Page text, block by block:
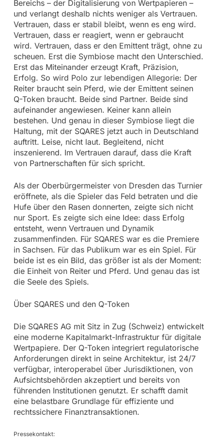
Bereichs – der Digitalisierung von Wertpapieren –
und verlangt deshalb nichts weniger als Vertrauen.
Vertrauen, dass er stabil bleibt, wenn es eng wird.
Vertrauen, dass er reagiert, wenn er gebraucht
wird. Vertrauen, dass er den Emittent trägt, ohne zu
scheuen. Erst die Symbiose macht den Unterschied.
Erst das Miteinander erzeugt Kraft, Präzision,
Erfolg. So wird Polo zur lebendigen Allegorie: Der
Reiter braucht sein Pferd, wie der Emittent seinen
Q-Token braucht. Beide sind Partner. Beide sind
aufeinander angewiesen. Keiner kann allein
bestehen. Und genau in dieser Symbiose liegt die
Haltung, mit der SQARES jetzt auch in Deutschland
auftritt. Leise, nicht laut. Begleitend, nicht
inszenierend. Im Vertrauen darauf, dass die Kraft
von Partnerschaften für sich spricht.
Als der Oberbürgermeister von Dresden das Turnier
eröffnete, als die Spieler das Feld betraten und die
Hufe über den Rasen donnerten, zeigte sich nicht
nur Sport. Es zeigte sich eine Idee: dass Erfolg
entsteht, wenn Vertrauen und Dynamik
zusammenfinden. Für SQARES war es die Premiere
in Sachsen. Für das Publikum war es ein Spiel. Für
beide ist es ein Bild, das größer ist als der Moment:
die Einheit von Reiter und Pferd. Und genau das ist
die Seele des Spiels.
Über SQARES und den Q-Token
Die SQARES AG mit Sitz in Zug (Schweiz) entwickelt
eine moderne Kapitalmarkt-Infrastruktur für digitale
Wertpapiere. Der Q-Token integriert regulatorische
Anforderungen direkt in seine Architektur, ist 24/7
verfügbar, interoperabel über Jurisdiktionen, von
Aufsichtsbehörden akzeptiert und bereits von
führenden Institutionen genutzt. Er schafft damit
eine belastbare Grundlage für effiziente und
rechtssichere Finanztransaktionen.
Pressekontakt: